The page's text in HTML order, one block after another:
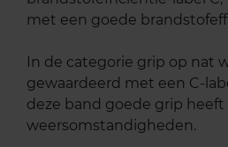
met een goede
In de categorie grip op nat
gewaardeerd met een C-
deze band goede grip
weersomstandigheden.